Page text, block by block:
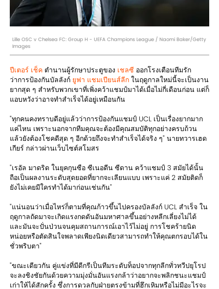
Lille OSC v Chelsea FC: Group H - UEFA Champions League / Naomi Baker/Getty
Images
ปีเตอร์ เช็ค ตำนานผู้รักษาประตูของ เชลซี ออกโรงเตือนทีมรัก
ว่าการป้องกันบัลลังก์ ยูฟา แชมเปียนส์ลีก ในฤดูกาลใหม่นี้จะเป็นงาน
ยากสุด ๆ สำหรับพวกเขาที่เพิ่งคว้าแชมป์มาได้เมื่อไม่กี่เดือนก่อน แต่ก็
แอบหวังว่าอาจทำสำเร็จได้อยู่เหมือนกัน
"ทุกคนคงทราบดีอยู่แล้วว่าการป้องกันแชมป์ UCL เป็นเรื่องยากมาก
แค่ไหน เพราะนอกจากทีมคุณจะต้องมีคุณสมบัติทุกอย่างครบถ้วน
แล้วยังต้องโชคดีสุด ๆ อีกด้วยถึงจะทำสำเร็จได้จริง ๆ" นายทวารเฮด
เกียร์ กล่าวผ่านเว็บไซต์สโมสร
"เรอัล มาดริด ในยุคกุนซือ ซีเนอดีน ซีดาน คว้าแชมป์ 3 สมัยได้นั้น
ถือเป็นผลงานระดับสุดยอดที่ยากจะเลียนแบบ เพราะแค่ 2 สมัยติดก็
ยังไม่เคยมีใครทำได้มาก่อนเช่นกัน"
"แน่นอนว่าเมื่อไหร่ก็ตามที่คุณก้าวขึ้นไปครองบัลลังก์ UCL สำเร็จ ใน
ฤดูกาลถัดมาจะเกิดแรงกดดันอันมหาศาลขึ้นอย่างหลีกเลี่ยงไม่ได้
และมันจะปั่นป่วนจนคุมสถานการณ์เอาไว้ไม่อยู่ การโชคร้ายนิด
หน่อยหรือตัดสินใจพลาดเพียงนิดเดียวสามารถทำให้คุณตกรอบได้ใน
ชั่วพริบตา"
"ขณะเดียวกัน คู่แข่งที่มีดีกรีเป็นทีมระดับท็อปจากทุกลีกทั่วทวีปยุโรป
จะลงชิงชัยกันด้วยความมุ่งมั่นอันแรงกล้าว่าอยากจะพลิกชนะแชมป์
เก่าให้ได้สักครั้ง ซึ่งการดวลกับฝ่ายตรงข้ามที่ฮึกเหิมหรือไม่มีอะไรจะ